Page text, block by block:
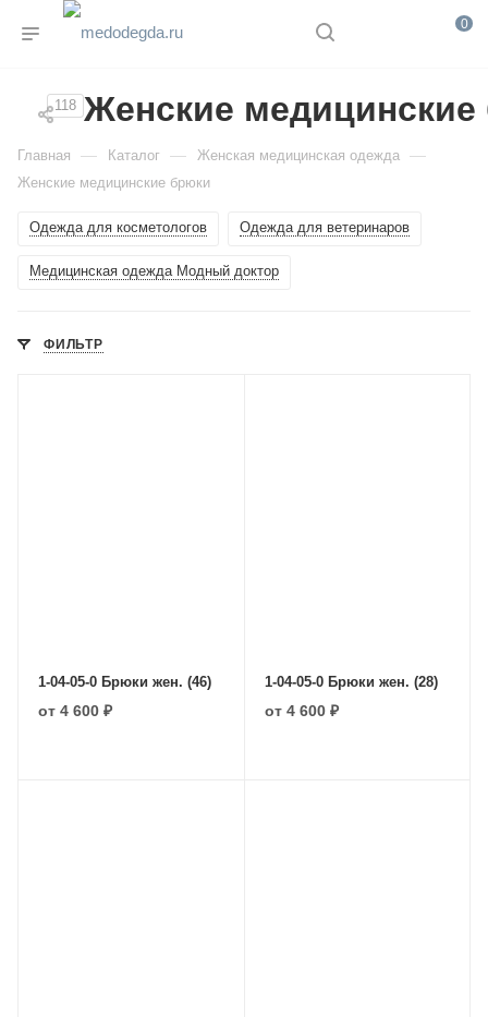
0
Женские
118
Главная — Каталог — Женская медицинская одежда —
Женские медицинские брюки
Одежда для косметологов Одежда для ветеринаров
Медицинская одежда Модный доктор
ФИЛЬТР
1-04-05-0 Брюки жен. (46)
от 4 600 ₽
1-04-05-0 Брюки жен. (28)
от 4 600 ₽